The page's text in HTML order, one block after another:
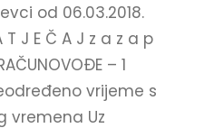
od 06.03.2018.
J E Č A J z a z a p
– 1
vrijeme s
vremena Uz